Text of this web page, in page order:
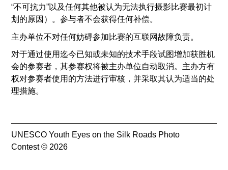
“不可抗力”以及任何其他被认为无法执行摄影比赛最初计
划的原因）。参与者不会获得任何补偿。
主办单位不对任何妨碍参加比赛的互联网故障负责。
对于通过使用迄今已知或未知的技术手段试图增加获胜机
会的参赛者，其参赛权将被主办单位自动取消。主办方有
权对参赛者使用的方法进行审核，并采取其认为适当的处
理措施。
UNESCO Youth Eyes on the Silk Roads Photo
Contest © 2026